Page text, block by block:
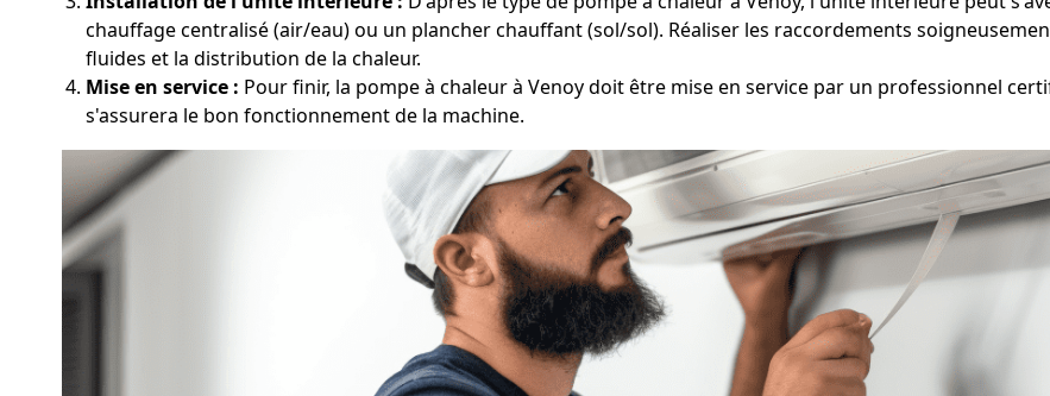
chauffage centralisé (air/eau) ou un plancher chauffant (sol/sol). Réaliser les raccordements
fluides et la distribution de la chaleur.
Mise en service : Pour finir, la pompe à chaleur à Venoy doit être mise en service par un professionnel
s'assurera le bon fonctionnement de la machine.